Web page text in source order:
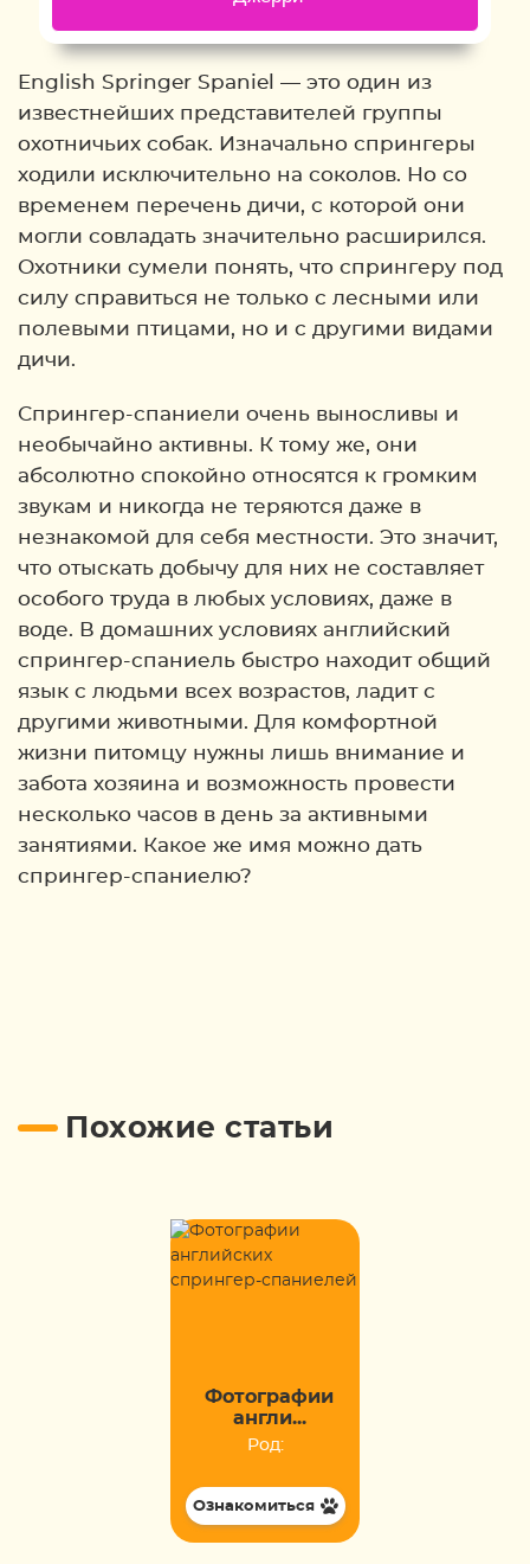
Back
English Springer Spaniel — это один из
известнейших представителей группы
охотничьих собак. Изначально спрингеры
ходили исключительно на соколов. Но со
временем перечень дичи, с которой они
могли совладать значительно расширился.
Охотники сумели понять, что спрингеру под
силу справиться не только с лесными или
полевыми птицами, но и с другими видами
дичи.
Спрингер-спаниели очень выносливы и
необычайно активны. К тому же, они
абсолютно спокойно относятся к громким
звукам и никогда не теряются даже в
незнакомой для себя местности. Это значит,
что отыскать добычу для них не составляет
особого труда в любых условиях, даже в
воде. В домашних условиях английский
спрингер-спаниель быстро находит общий
язык с людьми всех возрастов, ладит с
другими животными. Для комфортной
жизни питомцу нужны лишь внимание и
забота хозяина и возможность провести
несколько часов в день за активными
занятиями. Какое же имя можно дать
спрингер-спаниелю?
Похожие статьи
Фотографии
англи...
Род:
Ознакомиться